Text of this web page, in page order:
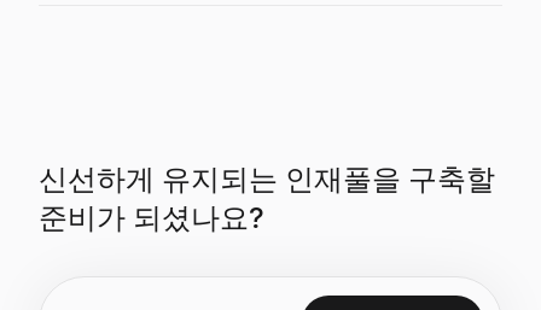
신선하게 유지되는 인재풀을 구축할
준비가 되셨나요?